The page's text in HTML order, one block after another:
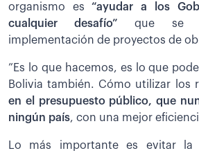
organismo es “ayudar a los
cualquier desafío” que se
implementación de proyectos de
”Es lo que hacemos, es lo que
Bolivia también. Cómo utilizar los
en el presupuesto público, que
ningún país, con una mejor
Lo más importante es evitar la